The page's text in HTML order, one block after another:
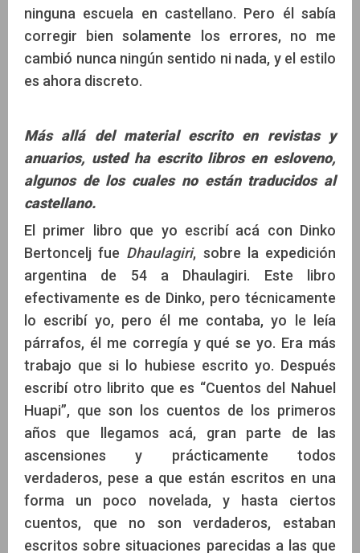
ninguna escuela en castellano. Pero él sabía
corregir bien solamente los errores, no me
cambió nunca ningún sentido ni nada, y el estilo
es ahora discreto.
Más allá del material escrito en revistas y
anuarios, usted ha escrito libros en esloveno,
algunos de los cuales no están traducidos al
castellano.
El primer libro que yo escribí acá con Dinko
Bertoncelj fue Dhaulagiri, sobre la expedición
argentina de 54 a Dhaulagiri. Este libro
efectivamente es de Dinko, pero técnicamente
lo escribí yo, pero él me contaba, yo le leía
párrafos, él me corregía y qué se yo. Era más
trabajo que si lo hubiese escrito yo. Después
escribí otro librito que es “Cuentos del Nahuel
Huapi”, que son los cuentos de los primeros
años que llegamos acá, gran parte de las
ascensiones y prácticamente todos
verdaderos, pese a que están escritos en una
forma un poco novelada, y hasta ciertos
cuentos, que no son verdaderos, estaban
escritos sobre situaciones parecidas a las que